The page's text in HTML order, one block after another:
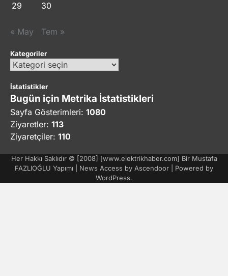
29
30
« May Tem »
Kategoriler
Kategoriler
İstatistikler
Bugün için Metrika İstatistikleri
Sayfa Gösterimleri: 1080
Ziyaretler: 113
Ziyaretçiler: 110
Her Hakkı Saklıdır © [2008] [www.elektrikhaber.com] Bir Mustafa
FAZLIOĞLU Yapımı | News Access by Ascendoor | Powered by
WordPress.